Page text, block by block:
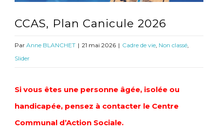
CCAS, Plan Canicule 2026
Par Anne BLANCHET | 21 mai 2026 | Cadre de vie, Non classé,
Slider
Si vous êtes une personne âgée, isolée ou
handicapée, pensez à contacter le Centre
Communal d’Action Sociale.